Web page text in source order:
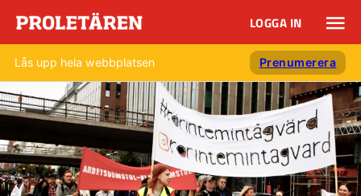
LOGGA IN
Lås upp hela webbplatsen Prenumerera